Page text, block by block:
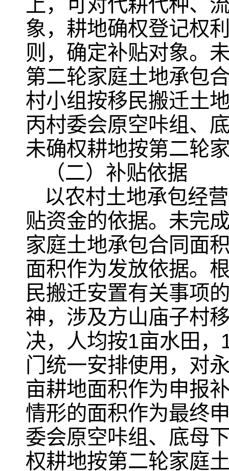
象，耕地确权登记权
则，确定补贴对象。
第二轮家庭土地承包
村小组按移民搬迁土
丙村委会原空咔组、
未确权耕地按第二轮
（二）补贴依据
以农村土地承包经
贴资金的依据。未完
家庭土地承包合同面
面积作为发放依据。
民搬迁安置有关事项
神，涉及方山庙子村
决，人均按1亩水田
门统一安排使用，对
亩耕地面积作为申报
情形的面积作为最终
委会原空咔组、底母
权耕地按第二轮家庭